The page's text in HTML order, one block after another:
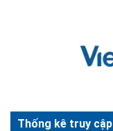
Thống kê truy cập